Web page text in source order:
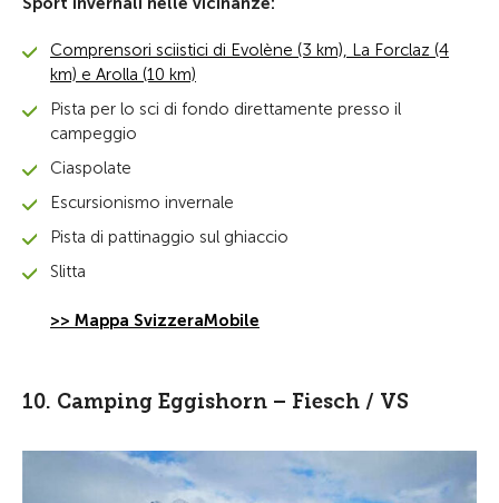
Comprensori sciistici di Evolène (3 km), La Forclaz (4
km) e Arolla (10 km)
Pista per lo sci di fondo direttamente presso il
campeggio
Ciaspolate
Escursionismo invernale
Pista di pattinaggio sul ghiaccio
Slitta
>> Mappa SvizzeraMobile
10. Camping Eggishorn – Fiesch / VS